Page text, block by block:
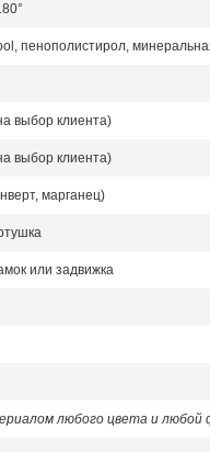
пенополистирол,
выбор клиента)
выбор клиента)
марганец)
или задвижка
любого цвета и любой